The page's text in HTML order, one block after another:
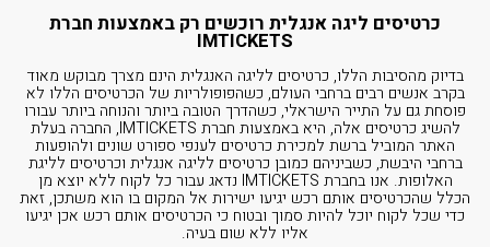
כרטיסים ליגה אנגלית רוכשים רק באמצעות חברת
IMTICKETS
בדיוק מהסיבות הללו, כרטיסים לליגה האנגלית הינם מצרך מבוקש מאוד
בקרב אנשים רבים ברחבי העולם, כשהפופולריות של הכרטיסים הללו לא
פוסחת גם על התייר הישראלי, כשהדרך הטובה ביותר והנוחה ביותר עבורו
להשיג כרטיסים אלה, היא באמצעות חברת IMTICKETS, החברה בעלת
האתר המוביל ברשת למכירת כרטיסים לענפי ספורט שונים ולהופעות
ברחבי היבשת, כשביניהם כמובן כרטיסים לליגה אנגלית וכרטיסים לליגת
האלופות . אנו בחברת IMTICKETS נדאג עבור כל לקוח ללא יוצא מן
הכלל שהכרטיסים אותם רכש יגיעו ישירות אל המקום בו הוא משתכן, זאת
כדי שכל לקוח יוכל להיות סמוך ובטוח כי הכרטיסים אותם רכש אכן יגיעו
אליו ללא שום בעיה.